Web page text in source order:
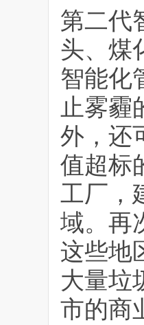
第二代
头、煤
智能化
止雾
外，还
值超标
工厂，
域。再
这些地
大量垃
市的商